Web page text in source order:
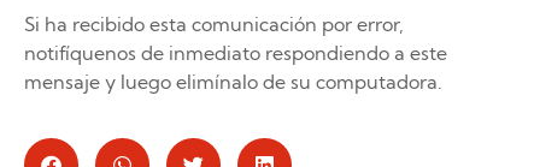
Si ha recibido esta comunicación por error,
notifíquenos de inmediato respondiendo a este
mensaje y luego elimínalo de su computadora.